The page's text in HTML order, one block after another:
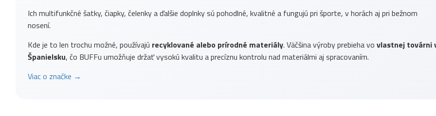
Ich multifunkčné šatky, čiapky, čelenky a ďalšie doplnky sú pohodlné, kvalitné a fungujú pri športe, v horách aj pri bežnom
nosení.
Kde je to len trochu možné, používajú recyklované alebo prírodné materiály. Väčšina výroby prebieha vo vlastnej továrni
Španielsku, čo BUFFu umožňuje držať vysokú kvalitu a precíznu kontrolu nad materiálmi aj spracovaním.
Viac o značke →